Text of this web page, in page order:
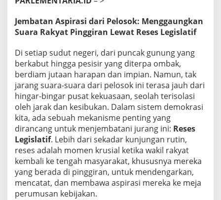
r
s
a
p
a
i
k
a
n
L
e
w
a
t
R
e
s
e
s
Jembatan Aspirasi dari Pelosok: Menggaungkan
Suara Rakyat Pinggiran Lewat Reses Legislatif
Di setiap sudut negeri, dari puncak gunung yang
berkabut hingga pesisir yang diterpa ombak,
berdiam jutaan harapan dan impian. Namun, tak
jarang suara-suara dari pelosok ini terasa jauh dari
hingar-bingar pusat kekuasaan, seolah terisolasi
oleh jarak dan kesibukan. Dalam sistem demokrasi
kita, ada sebuah mekanisme penting yang
dirancang untuk menjembatani jurang ini: Reses
Legislatif. Lebih dari sekadar kunjungan rutin,
reses adalah momen krusial ketika wakil rakyat
kembali ke tengah masyarakat, khususnya mereka
yang berada di pinggiran, untuk mendengarkan,
mencatat, dan membawa aspirasi mereka ke meja
perumusan kebijakan.